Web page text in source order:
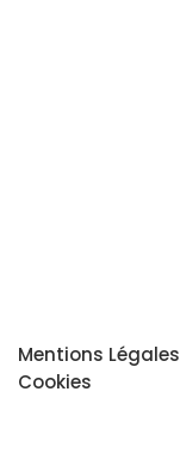
Mentions Légales
Cookies